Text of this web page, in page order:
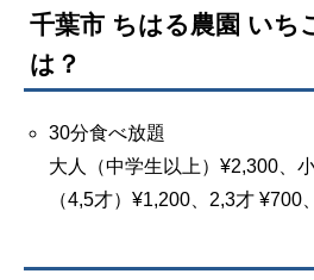
千葉市 ちはる農園 いち
は？
30分食べ放題
大人（中学生以上）¥2,300、
（4,5才）¥1,200、2,3才 ¥700